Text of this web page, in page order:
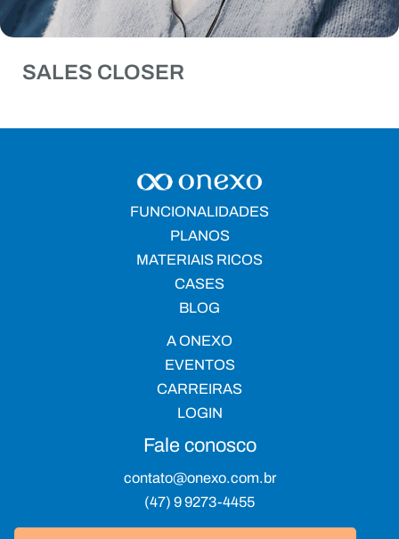
SALES CLOSER
FUNCIONALIDADES
PLANOS
MATERIAIS RICOS
CASES
BLOG
A ONEXO
EVENTOS
CARREIRAS
LOGIN
Fale conosco
contato@onexo.com.br
(47) 9 9273-4455